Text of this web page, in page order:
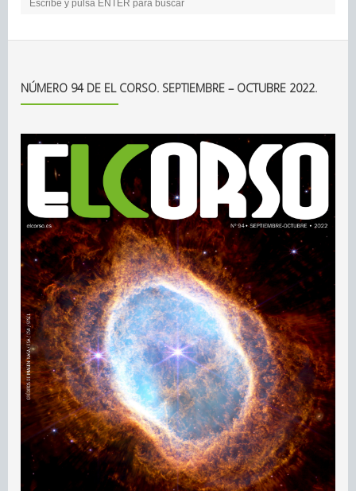
NÚMERO 94 DE EL CORSO. SEPTIEMBRE – OCTUBRE 2022.